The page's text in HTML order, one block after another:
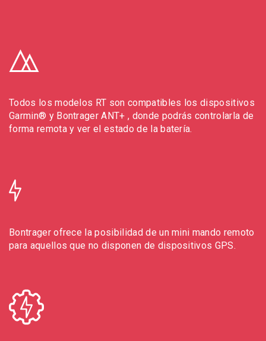
Todos los modelos RT son compatibles los dispositivos
Garmin® y Bontrager ANT+ , donde podrás controlarla de
forma remota y ver el estado de la batería.
Bontrager ofrece la posibilidad de un mini mando remoto
para aquellos que no disponen de dispositivos GPS.